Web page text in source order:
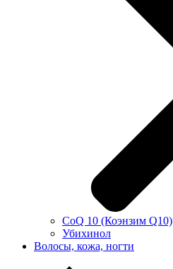
CoQ 10 (Коэнзим Q10)
Убихинол
Волосы, кожа, ногти